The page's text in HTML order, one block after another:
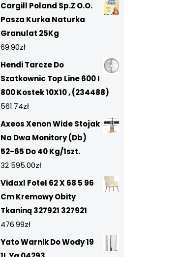
Cargill Poland Sp.Z O.O.
Pasza Kurka Naturka
Granulat 25Kg
69.90zł
Hendi Tarcze Do
Szatkownic Top Line 600 I
800 Kostek 10X10 , (234488)
561.74zł
Axeos Xenon Wide Stojak
Na Dwa Monitory (Db)
52-65 Do 40 Kg/1szt.
32 595.00zł
Vidaxl Fotel 62 X 68 5 96
Cm Kremowy Obity
Tkaniną 327921 327921
476.99zł
Yato Warnik Do Wody 19